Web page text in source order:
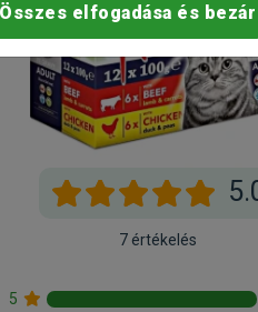
7 értékelés
5
Összes elfogadása és bezár